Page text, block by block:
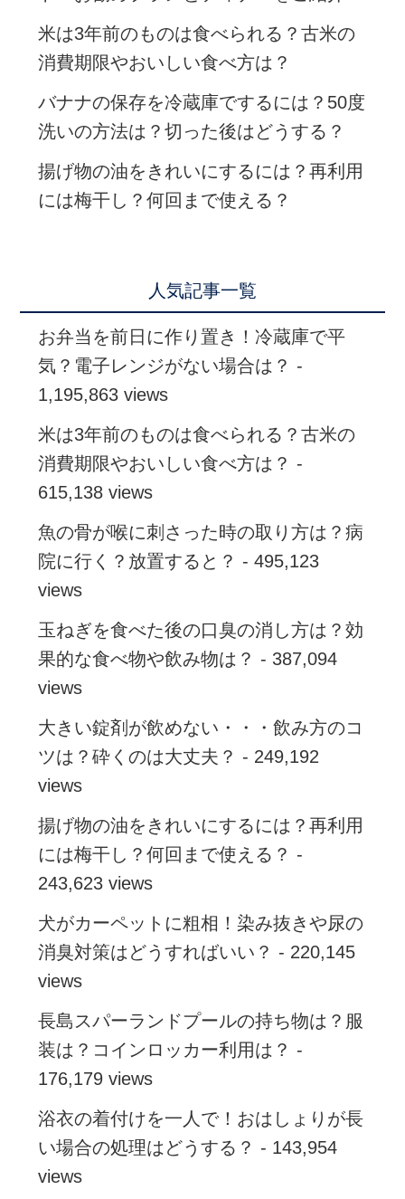
米は3年前のものは食べられる？古米の
消費期限やおいしい食べ方は？
バナナの保存を冷蔵庫でするには？50度
洗いの方法は？切った後はどうする？
揚げ物の油をきれいにするには？再利用
には梅干し？何回まで使える？
人気記事一覧
お弁当を前日に作り置き！冷蔵庫で平
気？電子レンジがない場合は？ -
1,195,863 views
米は3年前のものは食べられる？古米の
消費期限やおいしい食べ方は？ -
615,138 views
魚の骨が喉に刺さった時の取り方は？病
院に行く？放置すると？ - 495,123
views
玉ねぎを食べた後の口臭の消し方は？効
果的な食べ物や飲み物は？ - 387,094
views
大きい錠剤が飲めない・・・飲み方のコ
ツは？砕くのは大丈夫？ - 249,192
views
揚げ物の油をきれいにするには？再利用
には梅干し？何回まで使える？ -
243,623 views
犬がカーペットに粗相！染み抜きや尿の
消臭対策はどうすればいい？ - 220,145
views
長島スパーランドプールの持ち物は？服
装は？コインロッカー利用は？ -
176,179 views
浴衣の着付けを一人で！おはしょりが長
い場合の処理はどうする？ - 143,954
views